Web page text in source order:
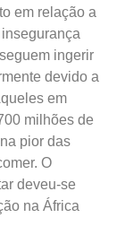
em relação a
ingerir
devido a
em
milhões de
pior das
O
deveu-se
na África